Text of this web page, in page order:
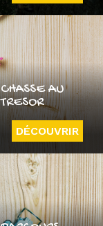
CHASSE AU
TRESOR
DÉCOUVRIR